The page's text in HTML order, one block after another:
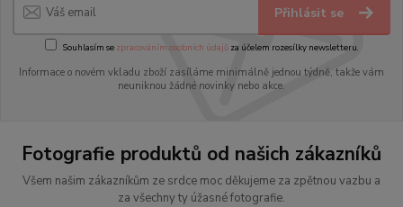
Přihlásit se
Souhlasím se zpracováním osobních údajůza účelem rozesílky newsletteru.
Informace o novém vkladu zboží zasíláme minimálně jednou týdně, takže vám
neuniknou žádné novinky nebo akce.
Fotografie produktů od našich zákazníků
Všem našim zákazníkům ze srdce moc děkujeme za zpětnou vazbu a
za všechny ty úžasné fotografie.